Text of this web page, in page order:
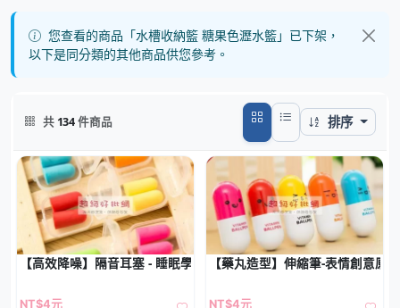
您查看的商品「水槽收納籃 糖果色瀝水籃」已下架，
以下是同分類的其他商品供您參考。
共 134件商品 排序
【高效降噪】隔音耳塞 - 睡眠學習專用
NT$4元
【藥丸造型】伸縮筆-表情創意原
NT$4元